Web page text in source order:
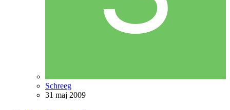
Schreeg
31 maj 2009